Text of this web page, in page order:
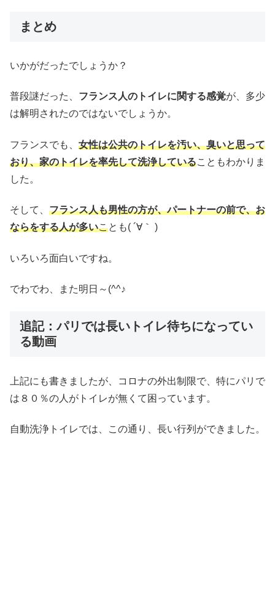
まとめ
いかがだったでしょうか？
普段謎だった、 フランス人のトイレに関する感覚が、多少
は解明されたのではないでしょうか。
フランスでも、 女性は公共のトイレを汚い、臭いと思って
おり、家のトイレを率先して洗浄していることもわかりま
した。
そして、 フランス人も男性の方が、パートナーの前で、お
ならをする人が多いことも( ´∀｀ )
いろいろ面白いですね。
でわでわ、また明日～(^^♪
追記：パリでは長いトイレ待ちになってい
る動画
上記にも書きましたが、コロナの外出制限で、特にパリで
は８０％の人がトイレが無くて困っています。
自動洗浄トイレでは、この通り、長い行列ができました。